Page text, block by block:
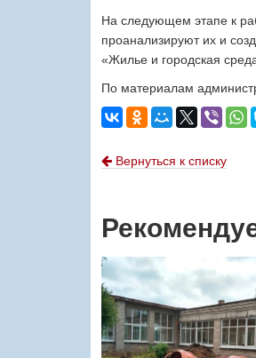
На следующем этапе к
проанализируют их и
«Жилье и городская
По материалам
Вернуться к списку